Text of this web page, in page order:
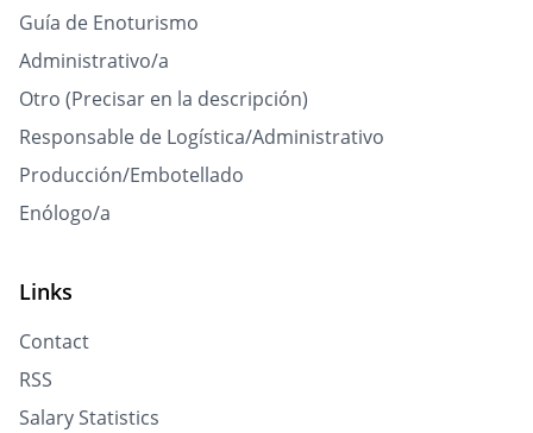
Guía de Enoturismo
Administrativo/a
Otro (Precisar en la descripción)
Responsable de Logística/Administrativo
Producción/Embotellado
Enólogo/a
Links
Contact
RSS
Salary Statistics